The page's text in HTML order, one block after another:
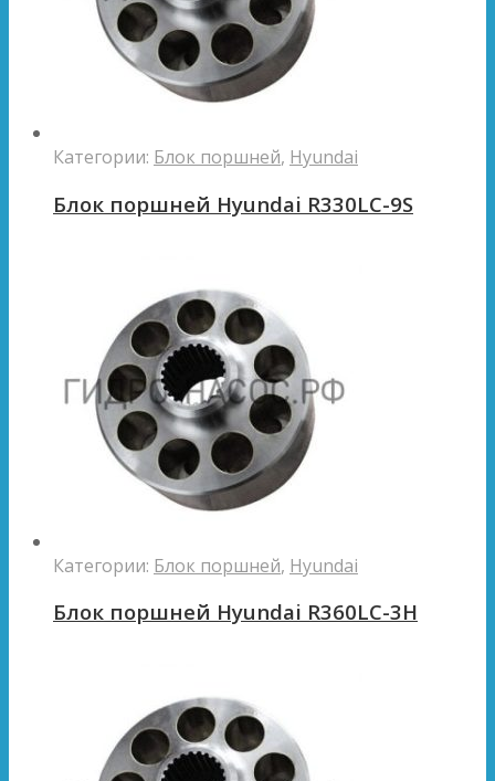
Категории: Блок поршней, Hyundai
Блок поршней Hyundai R330LC-9S
Категории: Блок поршней, Hyundai
Блок поршней Hyundai R360LC-3H